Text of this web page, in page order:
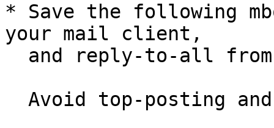
* Save the following
your mail client,
and reply-to-all